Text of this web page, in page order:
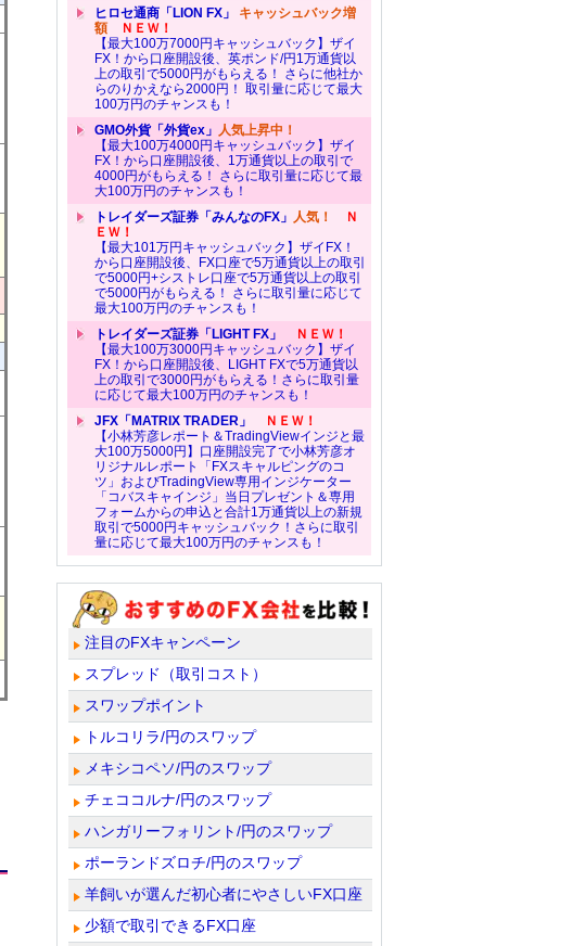
ヒロセ通商「LION FX」 キャッシュバック増
額ＮＥＷ！
【最大100万7000円キャッシュバック】ザイ
FX！から口座開設後、英ポンド/円1万通貨以
上の取引で5000円がもらえる！ さらに他社か
らのりかえなら2000円！ 取引量に応じて最大
100万円のチャンスも！
GMO外貨「外貨ex」 人気上昇中！
【最大100万4000円キャッシュバック】ザイ
FX！から口座開設後、1万通貨以上の取引で
4000円がもらえる！ さらに取引量に応じて最
大100万円のチャンスも！
トレイダーズ証券「みんなのFX」 人気！
Ｎ
ＥＷ！
【最大101万円キャッシュバック】ザイFX！
から口座開設後、FX口座で5万通貨以上の取引
で5000円+シストレ口座で5万通貨以上の取引
で5000円がもらえる！ さらに取引量に応じて
最大100万円のチャンスも！
トレイダーズ証券「LIGHT FX」
ＮＥＷ！
【最大100万3000円キャッシュバック】ザイ
FX！から口座開設後、LIGHT FXで5万通貨以
上の取引で3000円がもらえる！さらに取引量
に応じて最大100万円のチャンスも！
JFX「MATRIX TRADER」
ＮＥＷ！
【小林芳彦レポート＆TradingViewインジと最
大100万5000円】口座開設完了で小林芳彦オ
リジナルレポート「FXスキャルピングのコ
ツ」およびTradingView専用インジケーター
「コバスキャインジ」当日プレゼント＆専用
フォームからの申込と合計1万通貨以上の新規
取引で5000円キャッシュバック！さらに取引
量に応じて最大100万円のチャンスも！
注目のFXキャンペーン
スプレッド（取引コスト）
スワップポイント
トルコリラ/円のスワップ
メキシコペソ/円のスワップ
チェココルナ/円のスワップ
ハンガリーフォリント/円のスワップ
ポーランドズロチ/円のスワップ
羊飼いが選んだ初心者にやさしいFX口座
少額で取引できるFX口座